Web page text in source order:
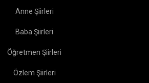
Anne Şiirleri
Baba Şiirleri
Öğretmen Şiirleri
Özlem Şiirleri